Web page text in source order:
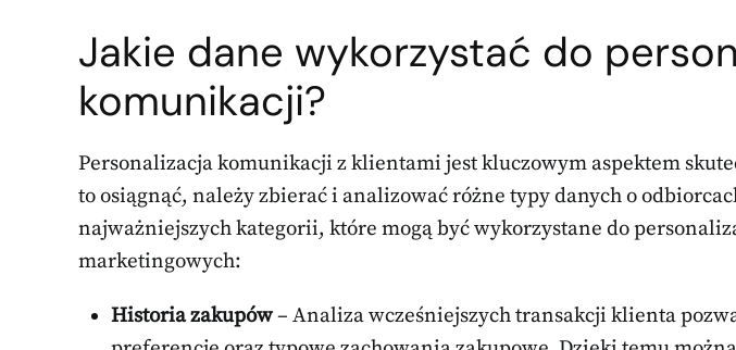
Jakie dane wykorzystać do
komunikacji?
Personalizacja komunikacji z klientami jest kluczowym aspektem
to osiągnąć, należy zbierać i analizować różne typy danych o
najważniejszych kategorii, które mogą być wykorzystane do
marketingowych:
Historia zakupów– Analiza wcześniejszych transakcji klienta